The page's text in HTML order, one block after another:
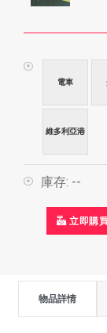
電車
維多利亞港
庫存: --
立即購
物品詳情